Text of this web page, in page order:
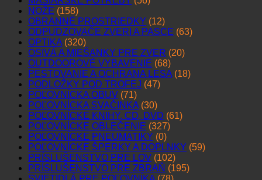
NOŽE (158)
OBRANNÉ PROSTRIEDKY (12)
ODPUDZOVAČE ZVERI A PASCE (63)
OPTIKA (320)
OSIVÁ A MIEŠANKY PRE ZVER (20)
OUTDOOROVÉ VYBAVENIE (68)
PESTOVANIE A OCHRANA LESA (18)
PODLOŽKY POD TROFEJ (47)
POĽOVNÍCKA OBUV (71)
POĽOVNÍCKA SVAČINKA (30)
POĽOVNÍCKE KNIHY, CD, DVD (61)
POĽOVNÍCKE OBLEČENIE (327)
POĽOVNÍCKE PNEUMATIKY (0)
POĽOVNÍCKE ŠPERKY A DOPLNKY (59)
PRÍSLUŠENSTVO PRE LOV (102)
PRÍSLUŠENSTVO PRE ZBRAŇ (195)